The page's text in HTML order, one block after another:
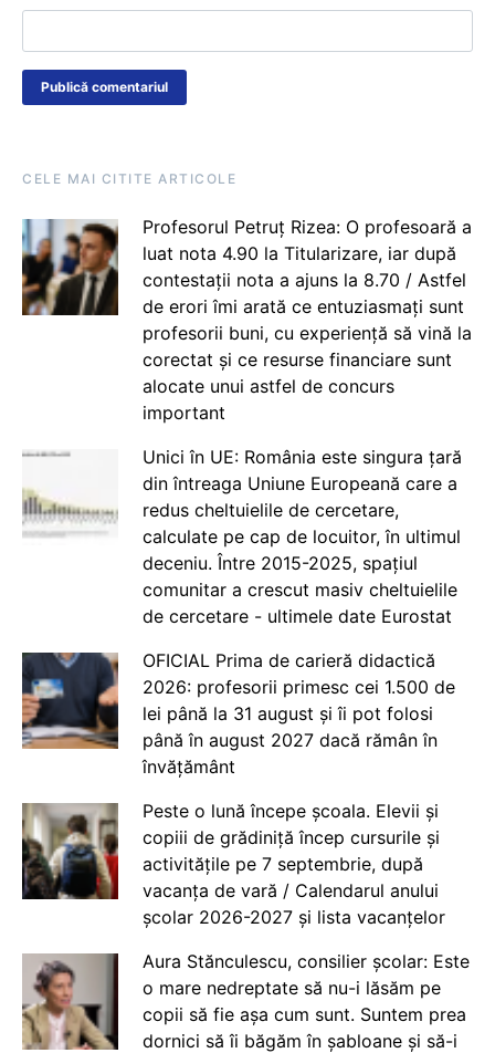
CELE MAI CITITE ARTICOLE
Profesorul Petruț Rizea: O profesoară a
luat nota 4.90 la Titularizare, iar după
contestații nota a ajuns la 8.70 / Astfel
de erori îmi arată ce entuziasmați sunt
profesorii buni, cu experiență să vină la
corectat și ce resurse financiare sunt
alocate unui astfel de concurs
important
Unici în UE: România este singura țară
din întreaga Uniune Europeană care a
redus cheltuielile de cercetare,
calculate pe cap de locuitor, în ultimul
deceniu. Între 2015-2025, spațiul
comunitar a crescut masiv cheltuielile
de cercetare - ultimele date Eurostat
OFICIAL Prima de carieră didactică
2026: profesorii primesc cei 1.500 de
lei până la 31 august și îi pot folosi
până în august 2027 dacă rămân în
învățământ
Peste o lună începe școala. Elevii și
copiii de grădiniță încep cursurile și
activitățile pe 7 septembrie, după
vacanța de vară / Calendarul anului
școlar 2026-2027 și lista vacanțelor
Aura Stănculescu, consilier școlar: Este
o mare nedreptate să nu-i lăsăm pe
copii să fie așa cum sunt. Suntem prea
dornici să îi băgăm în șabloane și să-i